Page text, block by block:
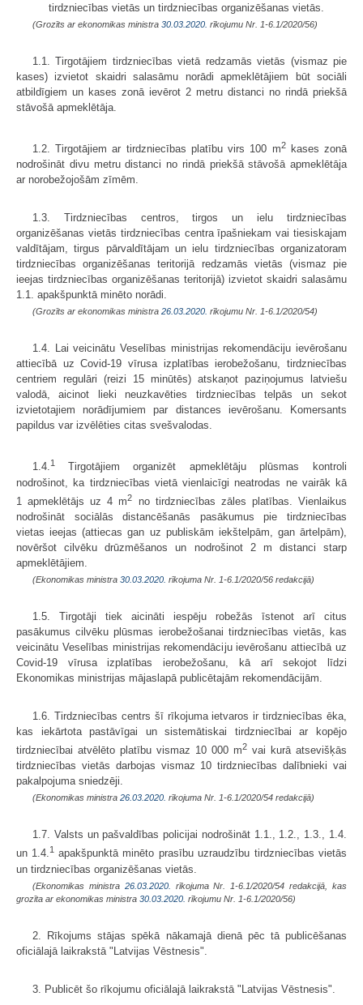
tirdzniecības vietās un tirdzniecības organizēšanas vietās.
(Grozīts ar ekonomikas ministra 30.03.2020. rīkojumu Nr. 1-6.1/2020/56)
1.1. Tirgotājiem tirdzniecības vietā redzamās vietās (vismaz pie
kases) izvietot skaidri salasāmu norādi apmeklētājiem būt sociāli
atbildīgiem un kases zonā ievērot 2 metru distanci no rindā priekšā
stāvošā apmeklētāja.
1.2. Tirgotājiem ar tirdzniecības platību virs 100 m2kases zonā
nodrošināt divu metru distanci no rindā priekšā stāvošā apmeklētāja
ar norobežojošām zīmēm.
1.3. Tirdzniecības centros, tirgos un ielu tirdzniecības
organizēšanas vietās tirdzniecības centra īpašniekam vai tiesiskajam
valdītājam, tirgus pārvaldītājam un ielu tirdzniecības organizatoram
tirdzniecības organizēšanas teritorijā redzamās vietās (vismaz pie
ieejas tirdzniecības organizēšanas teritorijā) izvietot skaidri salasāmu
1.1. apakšpunktā minēto norādi.
(Grozīts ar ekonomikas ministra 26.03.2020. rīkojumu Nr. 1-6.1/2020/54)
1.4. Lai veicinātu Veselības ministrijas rekomendāciju ievērošanu
attiecībā uz Covid-19 vīrusa izplatības ierobežošanu, tirdzniecības
centriem regulāri (reizi 15 minūtēs) atskaņot paziņojumus latviešu
valodā, aicinot lieki neuzkavēties tirdzniecības telpās un sekot
izvietotajiem norādījumiem par distances ievērošanu. Komersants
papildus var izvēlēties citas svešvalodas.
1.4.1 Tirgotājiem organizēt apmeklētāju plūsmas kontroli
nodrošinot, ka tirdzniecības vietā vienlaicīgi neatrodas ne vairāk kā
1 apmeklētājs uz 4 m2
no tirdzniecības zāles platības. Vienlaikus
nodrošināt sociālās distancēšanās pasākumus pie tirdzniecības
vietas ieejas (attiecas gan uz publiskām iekštelpām, gan ārtelpām),
novēršot cilvēku drūzmēšanos un nodrošinot 2 m distanci starp
apmeklētājiem.
(Ekonomikas ministra 30.03.2020. rīkojuma Nr. 1-6.1/2020/56 redakcijā)
1.5. Tirgotāji tiek aicināti iespēju robežās īstenot arī citus
pasākumus cilvēku plūsmas ierobežošanai tirdzniecības vietās, kas
veicinātu Veselības ministrijas rekomendāciju ievērošanu attiecībā uz
Covid-19 vīrusa izplatības ierobežošanu, kā arī sekojot līdzi
Ekonomikas ministrijas mājaslapā publicētajām rekomendācijām.
1.6. Tirdzniecības centrs šī rīkojuma ietvaros ir tirdzniecības ēka,
kas iekārtota pastāvīgai un sistemātiskai tirdzniecībai ar kopējo
tirdzniecībai atvēlēto platību vismaz 10 000 m2 vai kurā atsevišķās
tirdzniecības vietās darbojas vismaz 10 tirdzniecības dalībnieki vai
pakalpojuma sniedzēji.
(Ekonomikas ministra 26.03.2020. rīkojuma Nr. 1-6.1/2020/54 redakcijā)
1.7. Valsts un pašvaldības policijai nodrošināt 1.1., 1.2., 1.3., 1.4.
un 1.4.1 apakšpunktā minēto prasību uzraudzību tirdzniecības vietās
un tirdzniecības organizēšanas vietās.
(Ekonomikas ministra 26.03.2020.
rīkojuma Nr. 1-6.1/2020/54 redakcijā, kas
grozīta ar ekonomikas ministra 30.03.2020. rīkojumu Nr. 1-6.1/2020/56)
2. Rīkojums stājas spēkā nākamajā dienā pēc tā publicēšanas
oficiālajā laikrakstā "Latvijas Vēstnesis".
3. Publicēt šo rīkojumu oficiālajā laikrakstā "Latvijas Vēstnesis".